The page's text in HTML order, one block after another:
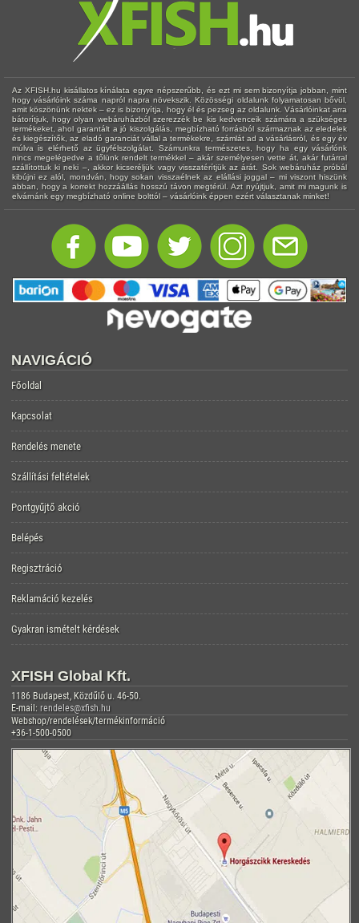
Az XFISH.hu kisállatos kínálata egyre népszerűbb, és ezt mi sem bizonyítja jobban, mint
hogy vásárlóink száma napról napra növekszik. Közösségi oldalunk folyamatosan bővül,
amit köszönünk nektek – ez is bizonyítja, hogy él és pezseg az oldalunk. Vásárlóinkat arra
bátorítjuk, hogy olyan webáruházból szerezzék be kis kedvenceik számára a szükséges
termékeket, ahol garantált a jó kiszolgálás, megbízható forrásból származnak az eledelek
és kiegészítők, az eladó garanciát vállal a termékekre, számlát ad a vásárlásról, és egy év
múlva is elérhető az ügyfélszolgálat. Számunkra természetes, hogy ha egy vásárlónk
nincs megelégedve a tőlünk rendelt termékkel – akár személyesen vette át, akár futárral
szállítottuk ki neki –, akkor kicseréljük vagy visszatérítjük az árát. Sok webáruház próbál
kibújni ez alól, mondván, hogy sokan visszaélnek az elállási joggal – mi viszont hiszünk
abban, hogy a korrekt hozzáállás hosszú távon megtérül. Azt nyújtjuk, amit mi magunk is
elvárnánk egy megbízható online bolttól – vásárlóink éppen ezért választanak minket!
NAVIGÁCIÓ
Főoldal
Kapcsolat
Rendelés menete
Szállítási feltételek
Pontgyűjtő akció
Belépés
Regisztráció
Reklamáció kezelés
Gyakran ismételt kérdések
XFISH Global Kft.
1186 Budapest, Közdűlő u. 46-50.
E-mail: rendeles@xfish.hu
Webshop/rendelések/termékinformáció
+36-1-500-0500